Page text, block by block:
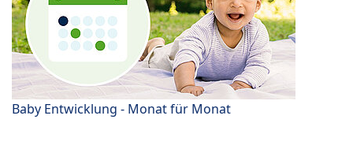
Baby Entwicklung - Monat für Monat